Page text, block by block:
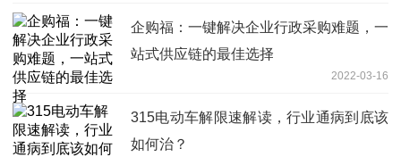
企购福：一键解决企业行政采购难题，一
站式供应链的最佳选择
2022-03-16
315电动车解限速解读，行业通病到底该
如何治？